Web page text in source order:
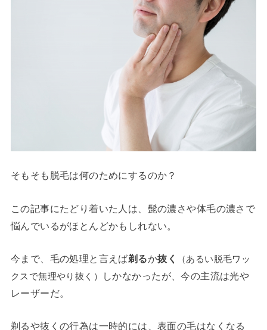
そもそも脱毛は何のためにするのか？
この記事にたどり着いた人は、髭の濃さや体毛の濃さで
悩んでいるがほとんどかもしれない。
今まで、毛の処理と言えば剃るか抜く
（あるい脱毛ワッ
クスで無理やり抜く）
しかなかったが、今の主流は光や
レーザーだ。
剃るや抜くの行為は一時的には、表面の毛はなくなる